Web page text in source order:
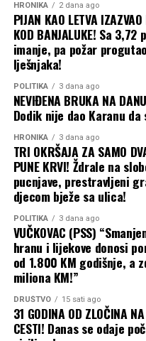
HRONIKA 2 dana ago
PIJAN KAO LETVA
KOD BANJALUKE! Sa
imanje, pa požar
lješnjaka!
POLITIKA 3 dana ago
NEVIĐENA BRUKA NA
Dodik nije dao Karanu
HRONIKA 3 dana ago
TRI OKRŠAJA ZA SAMO
PUNE KRVI! Ždrale na
pucnjave, prestravljeni
djecom bježe sa ulica!
POLITIKA 3 dana ago
VUČKOVAC (PSS)
hranu i lijekove donosi
od 1.800 KM godišnje, a
miliona KM!”
DRUŠTVO 15 sati ago
31 GODINA OD ZLOČINA
CESTI! Danas se odaje